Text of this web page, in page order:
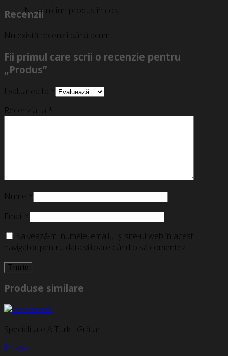
Nu ai niciun produs în coș.
Recenzii
Nu există recenzii până acum.
Fii primul care scrii o recenzie pentru
„Produs”
Evaluarea ta *
Recenzia ta *
Nume *
Email *
Salvează-mi numele, emailul și site-ul web în acest
navigator pentru data viitoare când o să comentez.
Produse similare
Specialitate A Turk - Grătar
Produs